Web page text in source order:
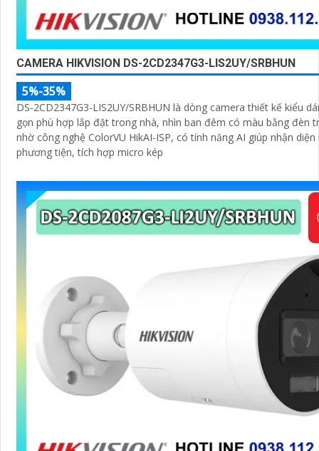
CAMERA HIKVISION DS-2CD2347G3-LIS2UY/SRBHUN
5%-35%
DS-2CD2347G3-LIS2UY/SRBHUN là dòng camera thiết kế kiểu
gọn phù hợp lắp đặt trong nhà, nhìn ban đêm có màu bằng đèn
nhờ công nghệ ColorVU HikAI-ISP, có tính năng AI giúp nhận
phương tiện, tích hợp micro kép